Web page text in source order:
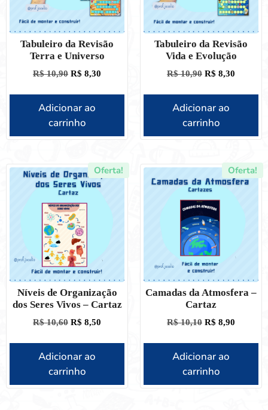
Tabuleiro da Revisão
Terra e Universo
R$10,90 R$ 8,30
Adicionar ao
carrinho
Tabuleiro da Revisão
Vida e Evolução
R$10,90 R$ 8,30
Adicionar ao
carrinho
Oferta!
Níveis de Organização
dos Seres Vivos – Cartaz
R$10,60 R$ 8,50
Adicionar ao
carrinho
Oferta!
Camadas da Atmosfera –
Cartaz
R$10,10 R$ 8,90
Adicionar ao
carrinho